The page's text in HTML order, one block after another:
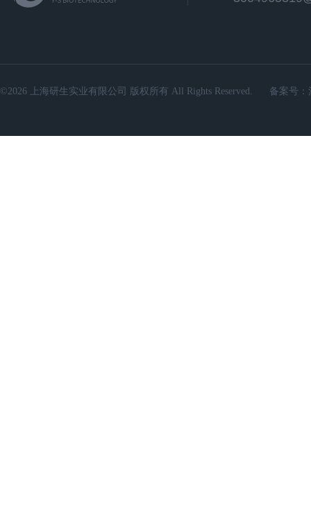
©2026 上海研生实业有限公司 版权所有 All Rights Reserved. 备案号：